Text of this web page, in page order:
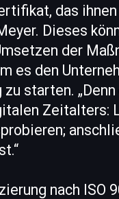
das
Dieses
der
es den
starten. „Denn
Zeitalters:
nach ISO